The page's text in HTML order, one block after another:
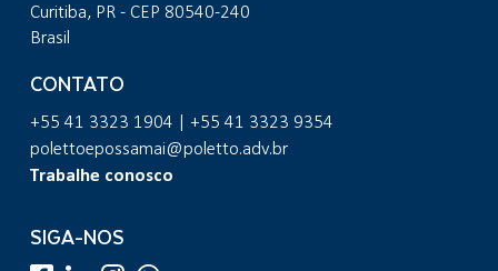
Curitiba, PR - CEP 80540-240
Brasil
CONTATO
+55 41 3323 1904 | +55 41 3323 9354
polettoepossamai@poletto.adv.br
Trabalhe conosco
SIGA-NOS